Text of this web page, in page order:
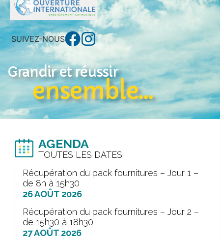
SUIVEZ-NOUS
Grandir et réussir
ensemble...
AGENDA
TOUTES LES DATES
Récupération du pack fournitures – Jour 1 –
de 8h à 15h30
26 AOÛT 2026
Récupération du pack fournitures – Jour 2 –
de 15h30 à 18h30
27 AOÛT 2026